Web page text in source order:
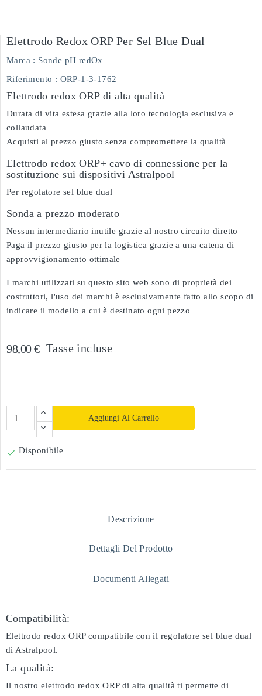
Elettrodo Redox ORP Per Sel Blue Dual
Marca : Sonde pH redOx
Riferimento : ORP-1-3-1762
Elettrodo redox ORP di alta qualità
Durata di vita estesa grazie alla loro tecnologia esclusiva e
collaudata
Acquisti al prezzo giusto senza compromettere la qualità
Elettrodo redox ORP+ cavo di connessione per la
sostituzione sui dispositivi Astralpool
Per regolatore sel blue dual
Sonda a prezzo moderato
Nessun intermediario inutile grazie al nostro circuito diretto
Paga il prezzo giusto per la logistica grazie a una catena di
approvvigionamento ottimale
I marchi utilizzati su questo sito web sono di proprietà dei
costruttori, l'uso dei marchi è esclusivamente fatto allo scopo di
indicare il modello a cui è destinato ogni pezzo
98,00 € Tasse incluse
Aggiungi Al Carrello
 Disponibile
Descrizione
Dettagli Del Prodotto
Documenti Allegati
Compatibilità:
Elettrodo redox ORP compatibile con il regolatore sel blue dual
di Astralpool.
La qualità:
Il nostro elettrodo redox ORP di alta qualità ti permette di